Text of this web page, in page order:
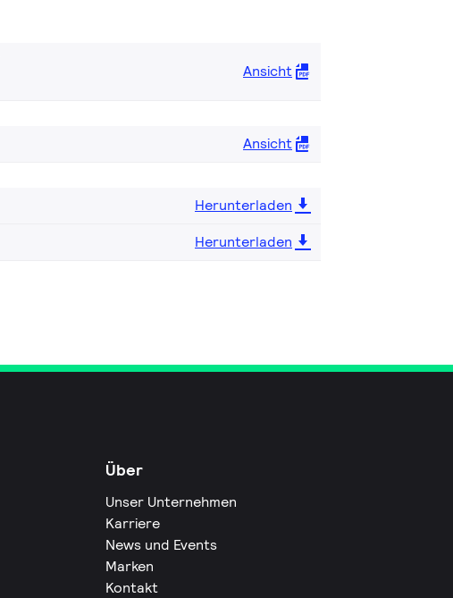
Ansicht
Ansicht
Herunterladen
Herunterladen
Über
Unser Unternehmen
Karriere
News und Events
Marken
Kontakt